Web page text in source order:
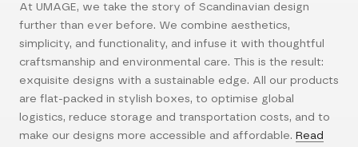
At UMAGE, we take the story of Scandinavian design
further than ever before. We combine aesthetics,
simplicity, and functionality, and infuse it with thoughtful
craftsmanship and environmental care. This is the result:
exquisite designs with a sustainable edge. All our products
are flat-packed in stylish boxes, to optimise global
logistics, reduce storage and transportation costs, and to
make our designs more accessible and affordable. Read